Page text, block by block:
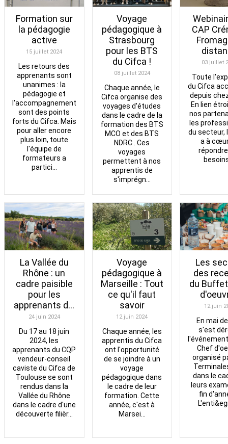
Formation sur
la pédagogie
active
15 juillet 2024
Les retours des
apprenants sont
unanimes : la
pédagogie et
l'accompagnement
sont des points
forts du Cifca. Mais
pour aller encore
plus loin, toute
l'équipe de
formateurs a
partici...
Voyage
pédagogique à
Strasbourg
pour les BTS
du Cifca !
08 juillet 2024
Chaque année, le
Cifca organise des
voyages d'études
dans le cadre de la
formation des BTS
MCO et des BTS
NDRC . Ces
voyages
permettent à nos
apprentis de
s'imprégn...
CAP
03 juillet
Toute
du Cifca
depuis
En lien
nos
les
du secteur,
a à
La Vallée du
Rhône : un
cadre paisible
pour les
apprenants d...
24 juin 2024
Du 17 au 18 juin
2024, les
apprenants du CQP
vendeur-conseil
caviste du Cifca de
Toulouse se sont
rendus dans la
Vallée du Rhône
dans le cadre d'une
découverte filièr...
Voyage
pédagogique à
Marseille : Tout
ce qu'il faut
savoir
12 juin 2024
Chaque année, les
apprentis du Cifca
ont l'opportunité
de se joindre à un
voyage
pédagogique dans
le cadre de leur
formation. Cette
année, c'est à
Marsei...
Les
des
du
12 juin
En mai
s'est
Chef
organisé
dans le
leurs
fin